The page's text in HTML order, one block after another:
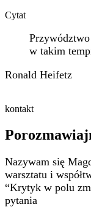
Cytat
w takim
Ronald Heifetz
kontakt
Nazywam się
warsztatu i
“Krytyk w polu
pytania